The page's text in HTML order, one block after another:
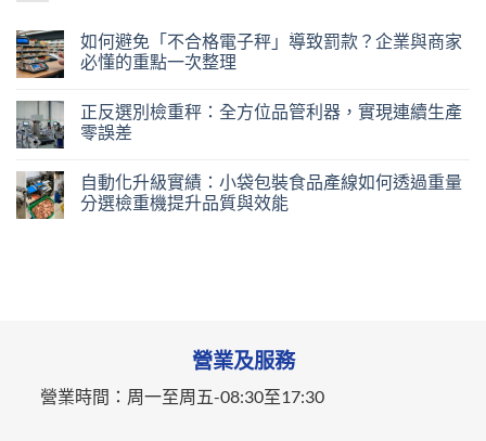
如何避免「不合格電子秤」導致罰款？企業與商家
必懂的重點一次整理
正反選別檢重秤：全方位品管利器，實現連續生產
零誤差
自動化升級實績：小袋包裝食品產線如何透過重量
分選檢重機提升品質與效能
營業及服務
營業時間： 周一至周五-08:30至17:30